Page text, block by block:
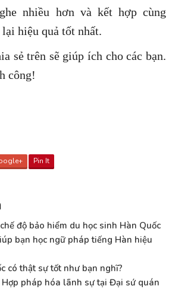
nhiều hơn và kết hợp cùng
hiệu quả tốt nhất.
sẻ trên sẽ giúp ích cho các bạn.
công!
Pin It
độ bảo hiểm du học sinh Hàn Quốc
bạn học ngữ pháp tiếng Hàn hiệu
có thật sự tốt như bạn nghĩ?
pháp hóa lãnh sự tại Đại sứ quán